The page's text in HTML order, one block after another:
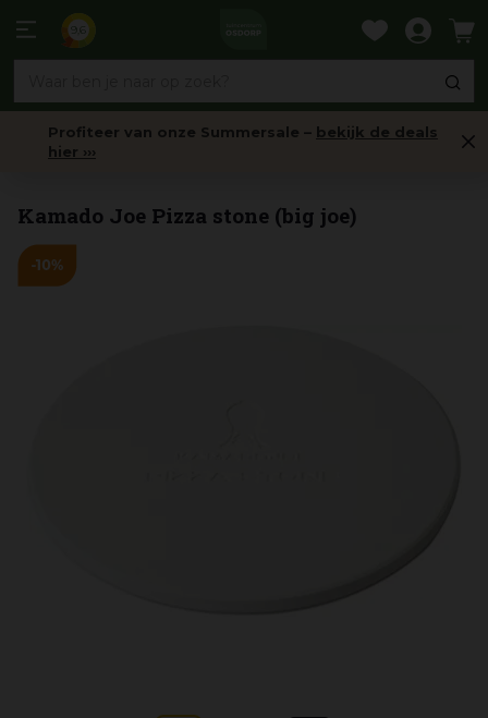
naar
Profiteer van onze Summersale – bekijk de deals
hier ›››
Kamado Joe Pizza stone (big joe)